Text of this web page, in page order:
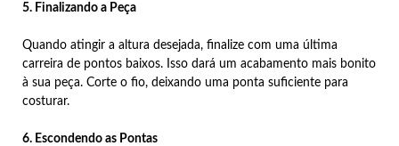
5. Finalizando a Peça
Quando atingir a altura desejada, finalize com uma última
carreira de pontos baixos. Isso dará um acabamento mais bonito
à sua peça. Corte o fio, deixando uma ponta suficiente para
costurar.
6. Escondendo as Pontas